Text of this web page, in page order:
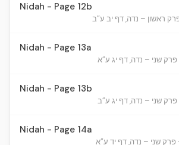
Nidah - Page 12b
Nidah - Page 13a
Nidah - Page 13b
Nidah - Page 14a